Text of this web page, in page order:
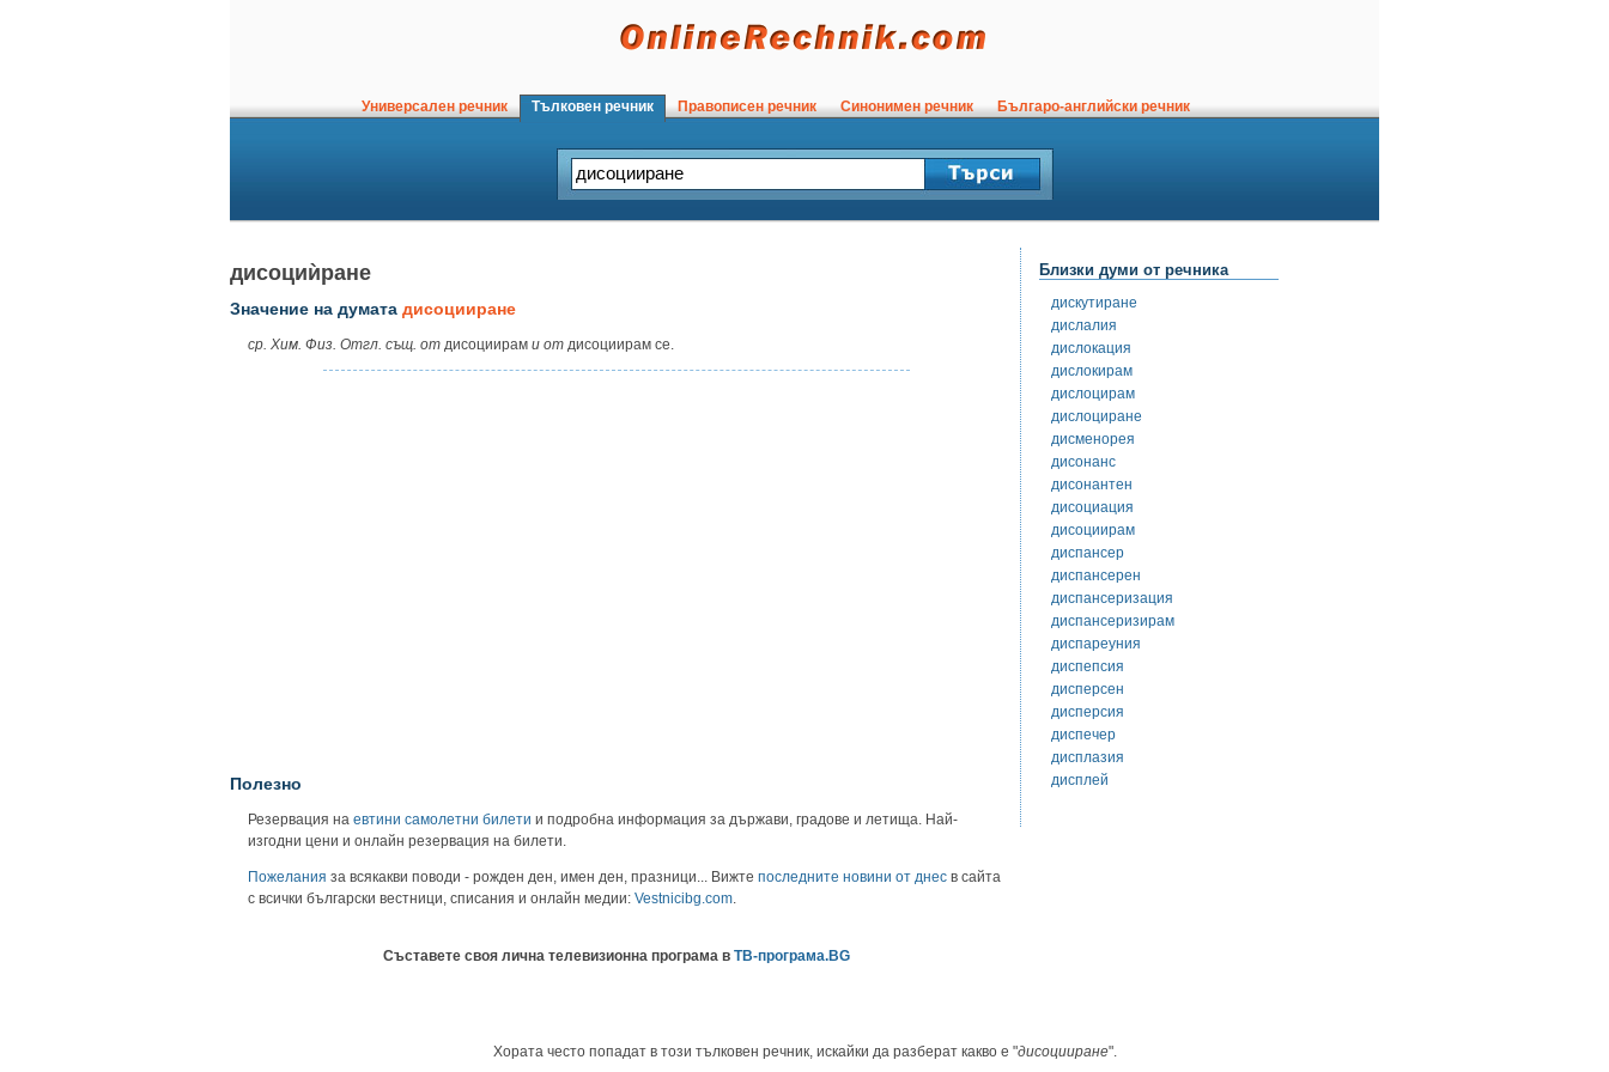
Универсален речник Тълковен речник Правописен речник Синонимен речник Българо-английски речник
дисоциѝране
Значение на думата дисоцииране
ср. Хим. Физ. Отгл. същ. от дисоциирам и от дисоциирам се.
Полезно
Резервация на евтини самолетни билети и подробна информация за държави, градове и летища. Най-
изгодни цени и онлайн резервация на билети.
Пожелания за всякакви поводи - рожден ден, имен ден, празници... Вижте последните новини от днес в сайта
с всички български вестници, списания и онлайн медии: Vestnicibg.com
Съставете своя лична телевизионна програма в ТВ-програма.BG
Близки думи от речника
дискутиране
дислалия
дислокация
дислокирам
дислоцирам
дислоциране
дисменорея
дисонанс
дисонантен
дисоциация
дисоциирам
диспансер
диспансерен
диспансеризация
диспансеризирам
диспареуния
диспепсия
дисперсен
дисперсия
диспечер
дисплазия
дисплей
Хората често попадат в този тълковен речник, искайки да разберат какво е "дисоцииране".